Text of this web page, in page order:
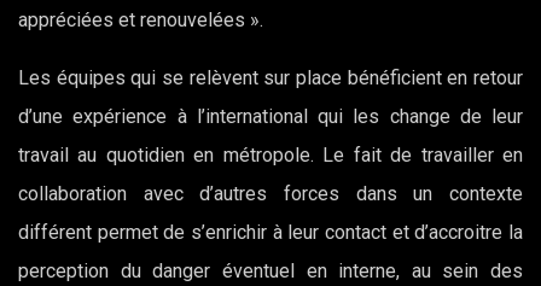
appréciées et renouvelées ».
Les équipes qui se relèvent sur place bénéficient en retour
d’une expérience à l’international qui les change de leur
travail au quotidien en métropole. Le fait de travailler en
collaboration avec d’autres forces dans un contexte
différent permet de s’enrichir à leur contact et d’accroitre la
perception du danger éventuel en interne, au sein des